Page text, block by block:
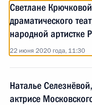
Светлане
драматического
народной артистке
22 июня 2020 года, 11:30
Наталье
актрисе